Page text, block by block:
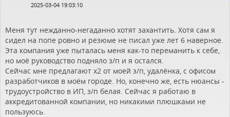
2025-03-04 19:03:10
Меня тут нежданно-негаданно хотят захантить. Хотя сам я
сидел на попе ровно и резюме не писал уже лет 6 наверное.
Эта компания уже пыталась меня как-то переманить к себе,
но моё руководство подняло з/п и я остался.
Сейчас мне предлагают x2 от моей з/п, удалёнка, с офисом
разработчиков в моём городе. Но, конечно же, есть нюансы -
трудоустройство в ИП, з/п белая. Сейчас я работаю в
аккредитованной компании, но никакими плюшками не
пользуюсь.